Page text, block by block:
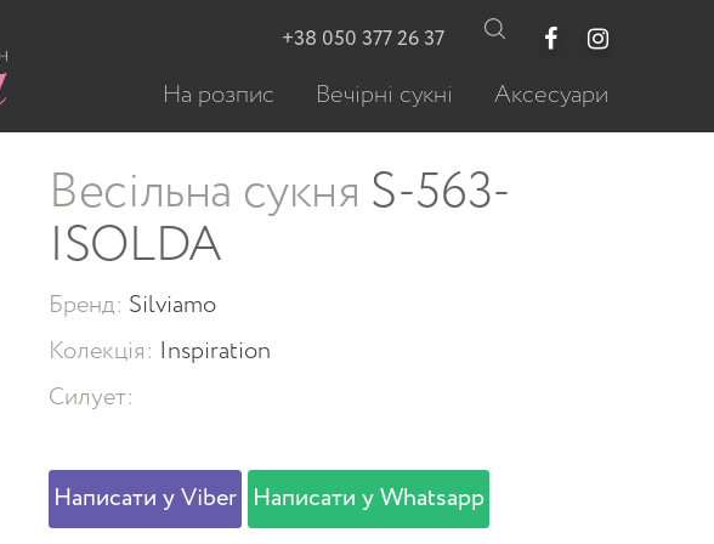
Весільна сукня S-563-
ISOLDA
Бренд: Silviamo
Колекція: Inspiration
Силует:
Написати у Viber Написати у Whatsapp
+38 050 377 26 37
На розпис Вечірні сукні Аксесуари